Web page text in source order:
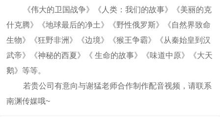
《伟大的卫国战争》《人类：我们的故事》《美丽的克
什克腾》《地球最后的净土》《野性俄罗斯》《自然界致命
生物》《狂野非洲》《边境》《猴王争霸》《从秦始皇到汉
武帝》《神秘的西夏》《 生命的故事》《味道中原》《大天
鹅》等等。
若贵公司有意向与谢猛老师合作制作配音视频，请联系
南渊传媒哦~